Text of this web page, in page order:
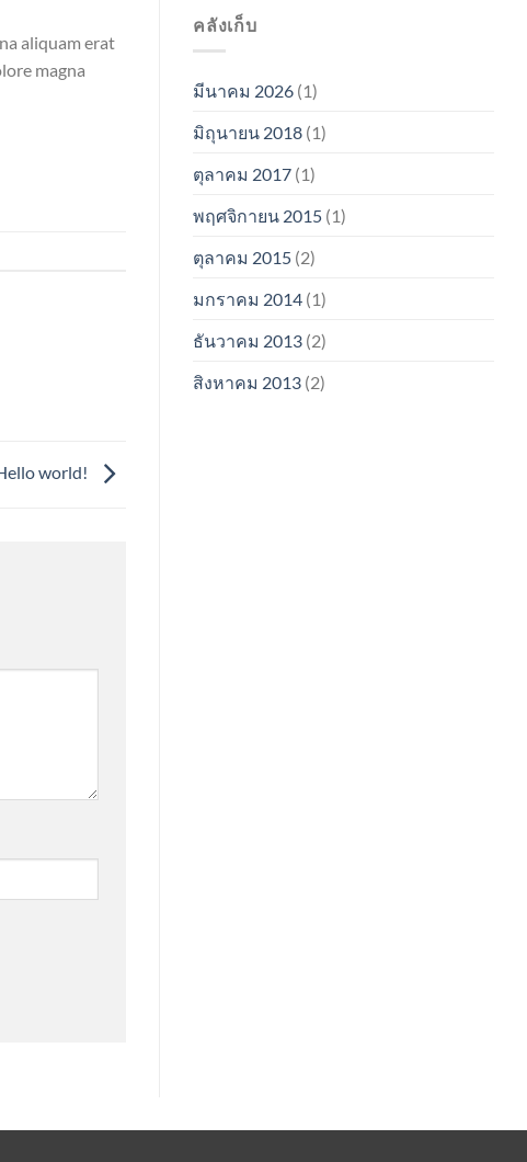
aliquam erat
magna
world!
คลังเก็บ
มีนาคม 2026 (1)
มิถุนายน 2018 (1)
ตุลาคม 2017 (1)
พฤศจิกายน 2015 (1)
ตุลาคม 2015 (2)
มกราคม 2014 (1)
ธันวาคม 2013 (2)
สิงหาคม 2013 (2)